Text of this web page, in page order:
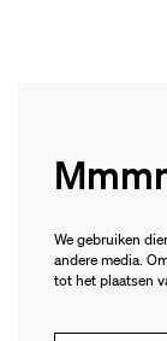
We gebruiken
andere media.
tot het plaatsen